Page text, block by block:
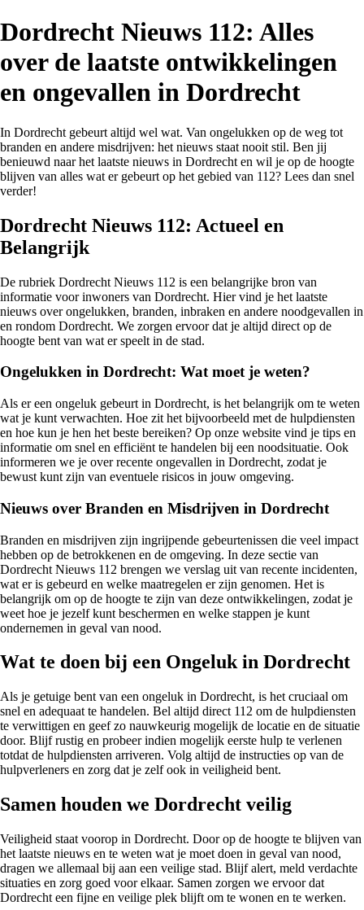
Dordrecht Nieuws 112: Alles
over de laatste ontwikkelingen
en ongevallen in Dordrecht
In Dordrecht gebeurt altijd wel wat. Van ongelukken op de weg tot
branden en andere misdrijven: het nieuws staat nooit stil. Ben jij
benieuwd naar het laatste nieuws in Dordrecht en wil je op de hoogte
blijven van alles wat er gebeurt op het gebied van 112? Lees dan snel
verder!
Dordrecht Nieuws 112: Actueel en
Belangrijk
De rubriek Dordrecht Nieuws 112 is een belangrijke bron van
informatie voor inwoners van Dordrecht. Hier vind je het laatste
nieuws over ongelukken, branden, inbraken en andere noodgevallen in
en rondom Dordrecht. We zorgen ervoor dat je altijd direct op de
hoogte bent van wat er speelt in de stad.
Ongelukken in Dordrecht: Wat moet je weten?
Als er een ongeluk gebeurt in Dordrecht, is het belangrijk om te weten
wat je kunt verwachten. Hoe zit het bijvoorbeeld met de hulpdiensten
en hoe kun je hen het beste bereiken? Op onze website vind je tips en
informatie om snel en efficiënt te handelen bij een noodsituatie. Ook
informeren we je over recente ongevallen in Dordrecht, zodat je
bewust kunt zijn van eventuele risicos in jouw omgeving.
Nieuws over Branden en Misdrijven in Dordrecht
Branden en misdrijven zijn ingrijpende gebeurtenissen die veel impact
hebben op de betrokkenen en de omgeving. In deze sectie van
Dordrecht Nieuws 112 brengen we verslag uit van recente incidenten,
wat er is gebeurd en welke maatregelen er zijn genomen. Het is
belangrijk om op de hoogte te zijn van deze ontwikkelingen, zodat je
weet hoe je jezelf kunt beschermen en welke stappen je kunt
ondernemen in geval van nood.
Wat te doen bij een Ongeluk in Dordrecht
Als je getuige bent van een ongeluk in Dordrecht, is het cruciaal om
snel en adequaat te handelen. Bel altijd direct 112 om de hulpdiensten
te verwittigen en geef zo nauwkeurig mogelijk de locatie en de situatie
door. Blijf rustig en probeer indien mogelijk eerste hulp te verlenen
totdat de hulpdiensten arriveren. Volg altijd de instructies op van de
hulpverleners en zorg dat je zelf ook in veiligheid bent.
Samen houden we Dordrecht veilig
Veiligheid staat voorop in Dordrecht. Door op de hoogte te blijven van
het laatste nieuws en te weten wat je moet doen in geval van nood,
dragen we allemaal bij aan een veilige stad. Blijf alert, meld verdachte
situaties en zorg goed voor elkaar. Samen zorgen we ervoor dat
Dordrecht een fijne en veilige plek blijft om te wonen en te werken.